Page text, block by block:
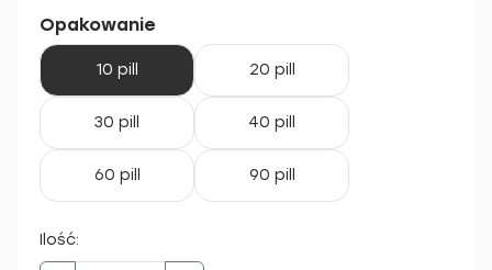
Opakowanie
10 pill 20 pill
30 pill 40 pill
60 pill 90 pill
Ilość: